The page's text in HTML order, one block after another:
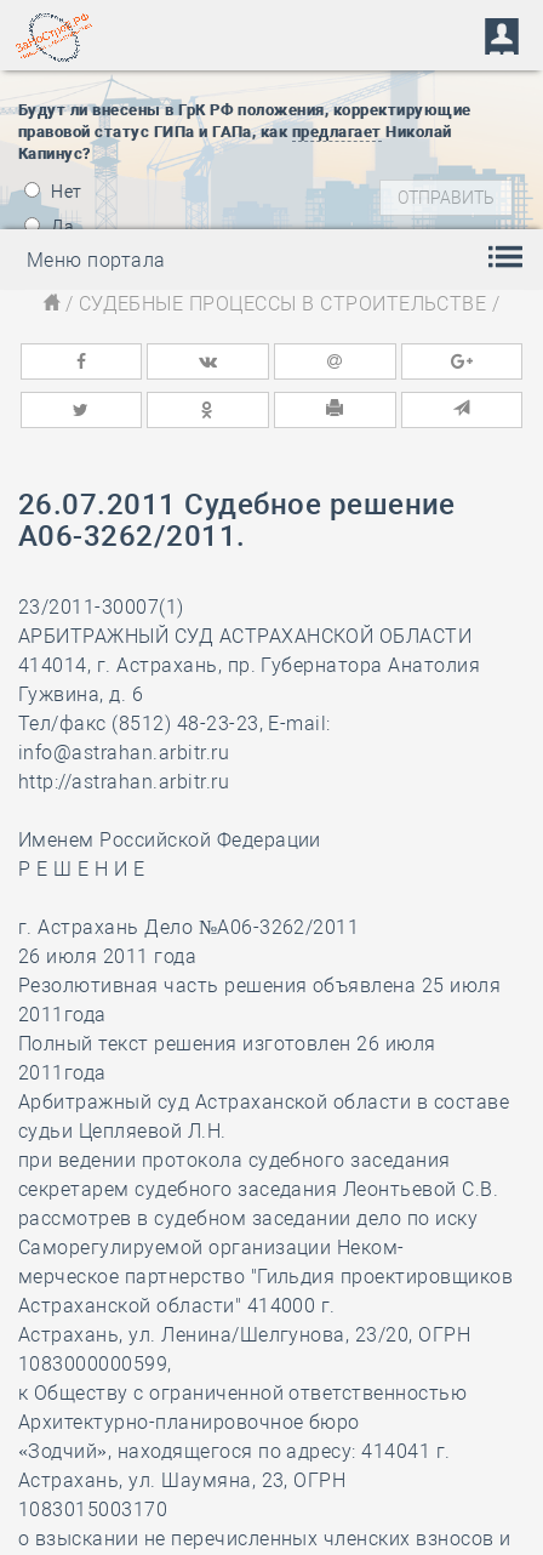
Будут ли внесены в ГрК РФ положения, корректирующие
правовой статус ГИПа и ГАПа, как предлагает Николай
Капинус?
Нет
Да
Меню портала
/ СУДЕБНЫЕ ПРОЦЕССЫ В СТРОИТЕЛЬСТВЕ /
26.07.2011 Судебное решение
А06-3262/2011.
23/2011-30007(1)
АРБИТРАЖНЫЙ СУД АСТРАХАНСКОЙ ОБЛАСТИ
414014, г. Астрахань, пр. Губернатора Анатолия
Гужвина, д. 6
Тел/факс (8512) 48-23-23, E-mail:
info@astrahan.arbitr.ru
http://astrahan.arbitr.ru
Именем Российской Федерации
Р Е Ш Е Н И Е
г. Астрахань Дело №А06-3262/2011
26 июля 2011 года
Резолютивная часть решения объявлена 25 июля
2011года
Полный текст решения изготовлен 26 июля
2011года
Арбитражный суд Астраханской области в составе
судьи Цепляевой Л.Н.
при ведении протокола судебного заседания
секретарем судебного заседания Леонтьевой С.В.
рассмотрев в судебном заседании дело по иску
Саморегулируемой организации Неком-
мерческое партнерство "Гильдия проектировщиков
Астраханской области" 414000 г.
Астрахань, ул. Ленина/Шелгунова, 23/20, ОГРН
1083000000599,
к Обществу с ограниченной ответственностью
Архитектурно-планировочное бюро
«Зодчий», находящегося по адресу: 414041 г.
Астрахань, ул. Шаумяна, 23, ОГРН
1083015003170
о взыскании не перечисленных членских взносов и